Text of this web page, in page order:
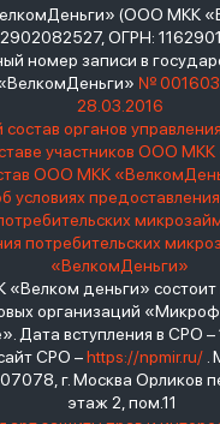
(ООО МКК
ОГРН:
номер записи в
№
28.03.2016
органов
участников ООО
ООО МКК
потребительских
«ВелкомДеньги»
деньги»
организаций
Дата вступления в СРО –
СРО –https://npmir.ru/.
г. Москва Орликов
этаж 2, пом.11